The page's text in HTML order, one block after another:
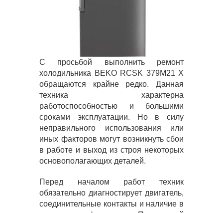
С просьбой выполнить ремонт
холодильника BEKO RCSK 379M21 X
обращаются крайне редко. Данная
техника характерна
работоспособностью и большими
сроками эксплуатации. Но в силу
неправильного использования или
иных факторов могут возникнуть сбои
в работе и выход из строя некоторых
основополагающих деталей.
Перед началом работ техник
обязательно диагностирует двигатель,
соединительные контакты и наличие в